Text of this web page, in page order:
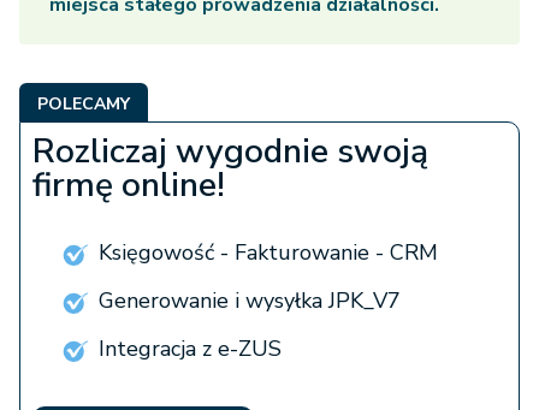
POLECAMY
Rozliczaj wygodnie swoją
firmę online!
Księgowość - Fakturowanie - CRM
Generowanie i wysyłka JPK_V7
Integracja z e-ZUS